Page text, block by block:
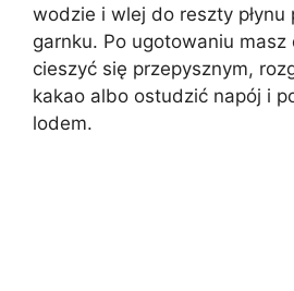
wodzie i wlej do reszty
garnku. Po ugotowaniu masz
cieszyć się przepysznym,
kakao albo ostudzić napój i
lodem.